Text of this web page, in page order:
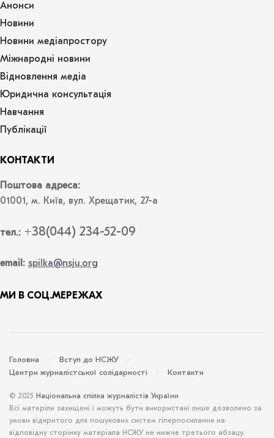
Анонси
Новини
Новини медіапростору
Міжнародні новини
Відновлення медіа
Юридична консультація
Навчання
Публікації
КОНТАКТИ
Поштова адреса:
01001, м. Київ, вул. Хрещатик, 27-а
тел.: +38(044) 234-52-09
email: spilka@nsju.org
МИ В СОЦ.МЕРЕЖАХ
Головна
Вступ до НСЖУ
Центри журналістської солідарності
Контакти
© 2025 Національна спілка журналістів України
Всі матеріли захищені і можуть бути використані лише дозволено за
умови відкритого для пошукових систем гіперпосилання на
відповідну сторінку матеріала НСЖУ не нижче третього абзацу.